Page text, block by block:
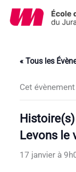
Aller
« Tous les
Cet
Levons le
17 janvier à